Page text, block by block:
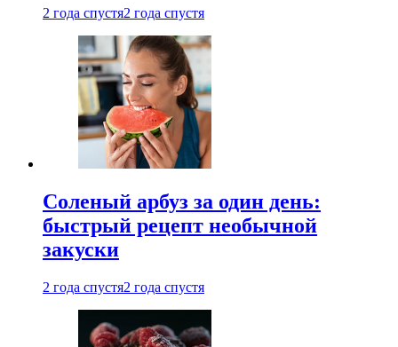
2 года спустя2 года спустя
Соленый арбуз за один день:
быстрый рецепт необычной
закуски
2 года спустя2 года спустя